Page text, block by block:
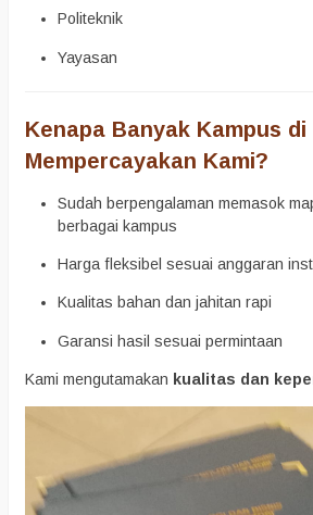
Politeknik
Yayasan
Kenapa Banyak Kampus di
Mempercayakan Kami?
Sudah berpengalaman memasok
berbagai kampus
Harga fleksibel sesuai anggaran
Kualitas bahan dan jahitan rapi
Garansi hasil sesuai permintaan
Kami mengutamakan kualitas dan